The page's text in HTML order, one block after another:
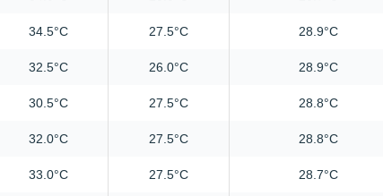
34.5°C 27.5°C 28.9°C
32.5°C 26.0°C 28.9°C
30.5°C 27.5°C 28.8°C
32.0°C 27.5°C 28.8°C
33.0°C 27.5°C 28.7°C